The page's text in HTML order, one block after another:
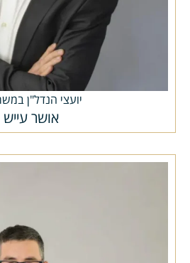
יועצי הנדל"ן
אושר עייש